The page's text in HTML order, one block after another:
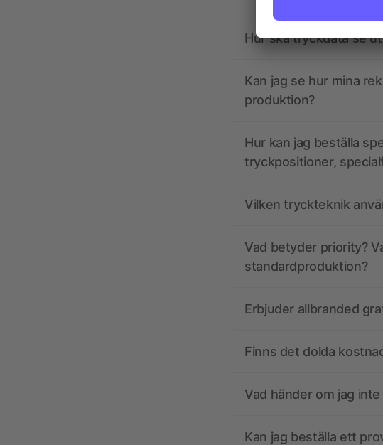
Hur ska tryckdata se
Kan jag se hur mina
produktion?
Hur kan jag beställa
tryckpositioner,
Vilken tryckteknik
Vad betyder priority?
standardproduktion?
Erbjuder allbranded
Finns det dolda
Vad händer om jag
Kan jag beställa ett